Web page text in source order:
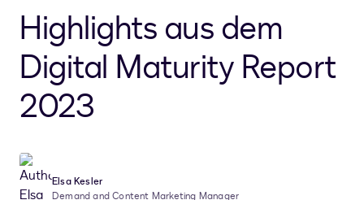
Highlights aus dem
Digital Maturity Report
2023
Elsa Kesler
Demand and Content Marketing Manager